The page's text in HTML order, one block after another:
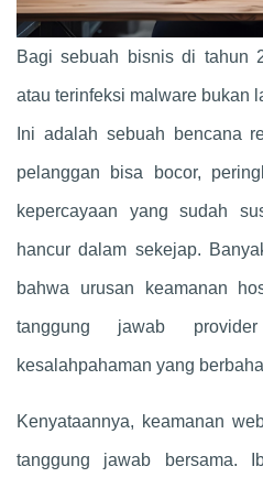
Bagi sebuah bisnis di tahun
atau terinfeksi malware bukan
Ini adalah sebuah bencana
pelanggan bisa bocor,
kepercayaan yang sudah
hancur dalam sekejap.
bahwa urusan keamanan
tanggung jawab
kesalahpahaman yang
Kenyataannya, keamanan
tanggung jawab bersama.